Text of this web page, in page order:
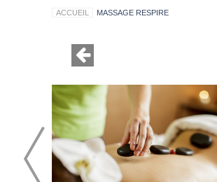
ACCUEIL MASSAGE RESPIRE